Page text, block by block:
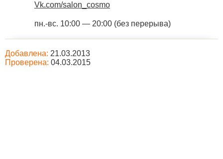
Vk.com/salon_cosmo
пн.-вс. 10:00 — 20:00 (без перерыва)
Добавлена: 21.03.2013
Проверена: 04.03.2015